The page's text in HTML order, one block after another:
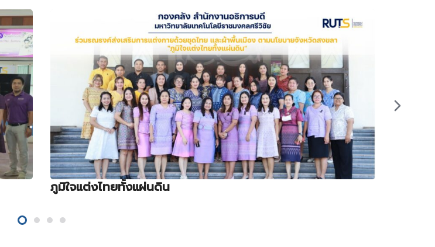
ภูมิใจแต่งไทยทั้งแผ่นดิน